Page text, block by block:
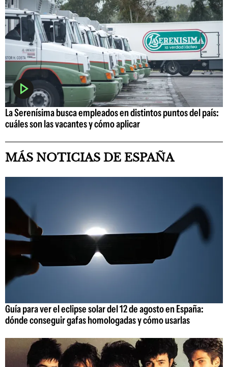
La Serenísima busca empleados en distintos puntos del país:
cuáles son las vacantes y cómo aplicar
MÁS NOTICIAS DE ESPAÑA
Guía para ver el eclipse solar del 12 de agosto en España:
dónde conseguir gafas homologadas y cómo usarlas